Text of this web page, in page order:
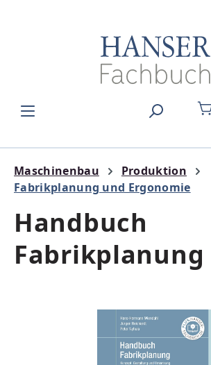
Maschinenbau
Produktion
Fabrikplanung und Ergonomie
Handbuch
Fabrikplanung
Bildergalerie überspringen